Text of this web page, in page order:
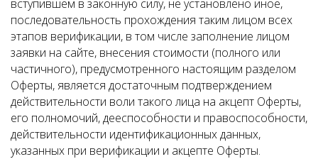
вступившем в законную силу, не установлено иное,
последовательность прохождения таким лицом всех
этапов верификации, в том числе заполнение лицом
заявки на сайте, внесения стоимости (полного или
частичного), предусмотренного настоящим разделом
Оферты, является достаточным подтверждением
действительности воли такого лица на акцепт Оферты,
его полномочий, дееспособности и правоспособности,
действительности идентификационных данных,
указанных при верификации и акцепте Оферты.